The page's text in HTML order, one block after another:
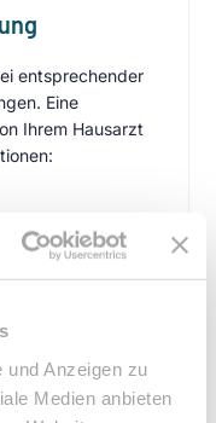
und Anzeigen zu
Medien anbieten
entsprechender
Eine
Ihrem Hausarzt